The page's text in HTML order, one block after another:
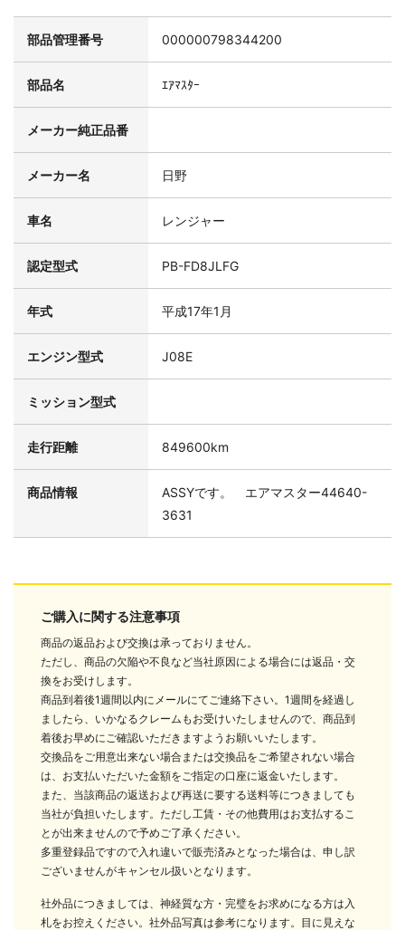
部品管理番号 000000798344200
部品名 ｴｱﾏｽﾀｰ
メーカー純正品番
メーカー名 日野
車名 レンジャー
認定型式 PB-FD8JLFG
年式 平成17年1月
エンジン型式 J08E
ミッション型式
走行距離 849600km
商品情報
ASSYです。 エアマスター44640-
3631
ご購入に関する注意事項
商品の返品および交換は承っておりません。
ただし、商品の欠陥や不良など当社原因による場合には返品・交
換をお受けします。
商品到着後1週間以内にメールにてご連絡下さい。1週間を経過し
ましたら、いかなるクレームもお受けいたしませんので、商品到
着後お早めにご確認いただきますようお願いいたします。
交換品をご用意出来ない場合または交換品をご希望されない場合
は、お支払いただいた金額をご指定の口座に返金いたします。
また、当該商品の返送および再送に要する送料等につきましても
当社が負担いたします。ただし工賃・その他費用はお支払するこ
とが出来ませんので予めご了承ください。
多重登録品ですので入れ違いで販売済みとなった場合は、申し訳
ございませんがキャンセル扱いとなります。
社外品につきましては、神経質な方・完璧をお求めになる方は入
札をお控えください。社外品写真は参考になります。目に見えな